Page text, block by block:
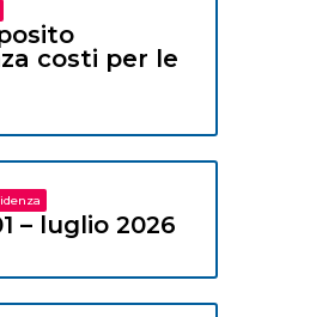
costi per le
– luglio 2026